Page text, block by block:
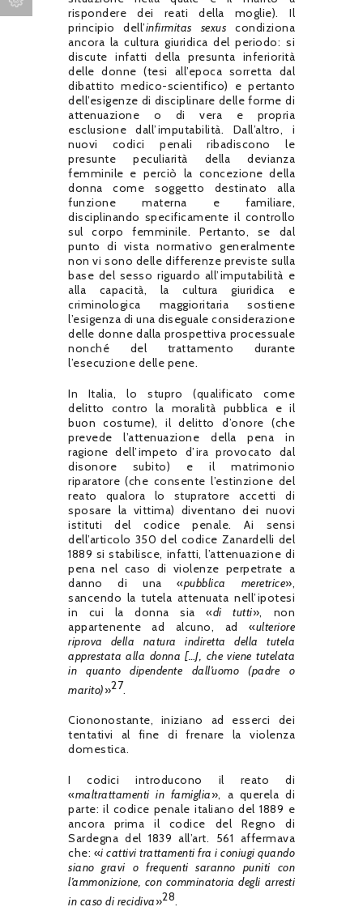
rispondere dei reati della moglie). Il
principio dell’infirmitas sexuscondiziona
ancora la cultura giuridica del periodo: si
discute infatti della presunta inferiorità
delle donne (tesi all’epoca sorretta dal
dibattito medico-scientifico) e pertanto
dell’esigenze di disciplinare delle forme di
attenuazione o di vera e propria
esclusione dall’imputabilità. Dall’altro, i
nuovi codici penali ribadiscono le
presunte peculiarità della devianza
femminile e perciò la concezione della
donna come soggetto destinato alla
funzione materna e familiare,
disciplinando specificamente il controllo
sul corpo femminile. Pertanto, se dal
punto di vista normativo generalmente
non vi sono delle differenze previste sulla
base del sesso riguardo all’imputabilità e
alla capacità, la cultura giuridica e
criminologica maggioritaria sostiene
l’esigenza di una diseguale considerazione
delle donne dalla prospettiva processuale
nonché del trattamento durante
l’esecuzione delle pene.
In Italia, lo stupro (qualificato come
delitto contro la moralità pubblica e il
buon costume), il delitto d’onore (che
prevede l’attenuazione della pena in
ragione dell’impeto d’ira provocato dal
disonore subito) e il matrimonio
riparatore (che consente l’estinzione del
reato qualora lo stupratore accetti di
sposare la vittima) diventano dei nuovi
istituti del codice penale. Ai sensi
dell’articolo 350 del codice Zanardelli del
1889 si stabilisce, infatti, l’attenuazione di
pena nel caso di violenze perpetrate a
danno di una «pubblica meretrice»,
sancendo la tutela attenuata nell’ipotesi
in cui la donna sia «di tutti», non
appartenente ad alcuno, ad «ulteriore
riprova della natura indiretta della tutela
apprestata alla donna […J, che viene tutelata
in quanto dipendente dall’uomo (padre o
marito)»27.
Ciononostante, iniziano ad esserci dei
tentativi al fine di frenare la violenza
domestica.
I codici introducono il reato di
«maltrattamenti in famiglia», a querela di
parte: il codice penale italiano del 1889 e
ancora prima il codice del Regno di
Sardegna del 1839 all’art. 561 affermava
che: «i cattivi trattamenti fra i coniugi quando
siano gravi o frequenti saranno puniti con
l’ammonizione, con comminatoria degli arresti
in caso di recidiva»28.